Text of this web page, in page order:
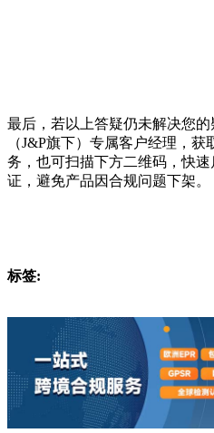
最后，若以上答疑仍未解决您
（J&P旗下）专属客户经理，获
务，也可扫描下方二维码，快
证，避免产品因合规问题下架。
标签: